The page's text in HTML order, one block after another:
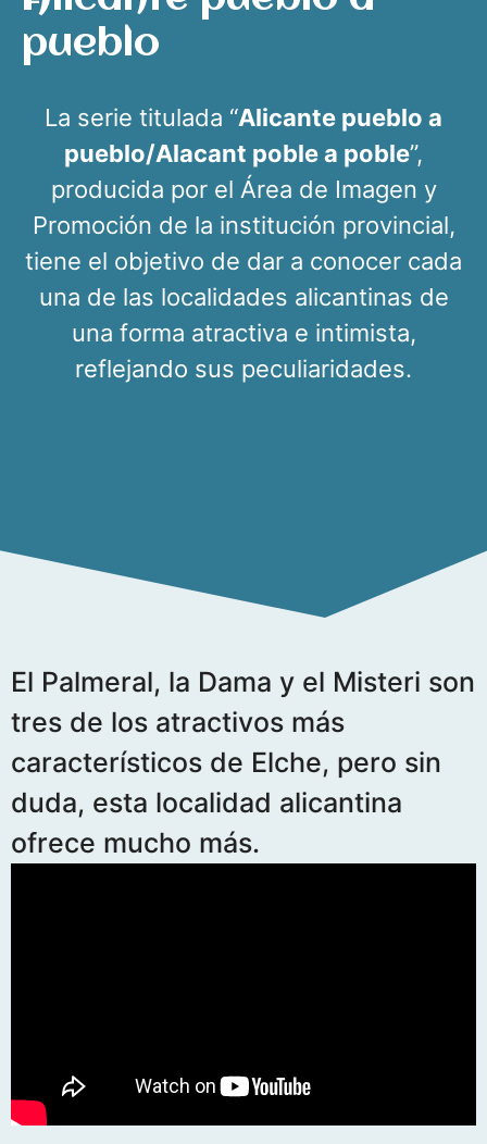
pueblo
La serie titulada “Alicante pueblo a
pueblo/Alacant poble a poble”,
producida por el Área de Imagen y
Promoción de la institución provincial,
tiene el objetivo de dar a conocer cada
una de las localidades alicantinas de
una forma atractiva e intimista,
reflejando sus peculiaridades.
El Palmeral, la Dama y el Misteri son
tres de los atractivos más
característicos de Elche, pero sin
duda, esta localidad alicantina
ofrece mucho más.